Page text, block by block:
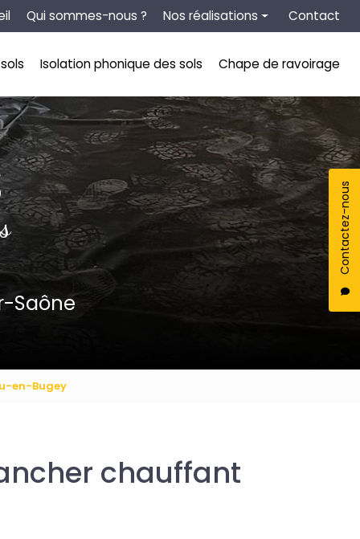
secondaire
Qui sommes-nous ?
Nos réalisations
Isolation thermique des sols
Isolation phonique des sols
Chape de ravoirage
Contact
Contactez-nous
Isolation phonique des sols Chape de ravoirage
Saône
en-Bugey
chauffant